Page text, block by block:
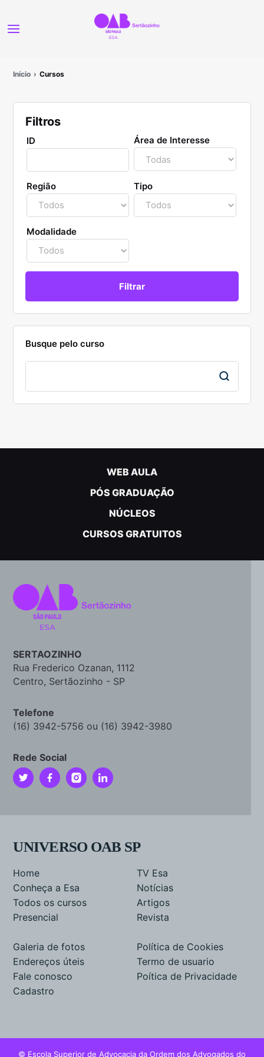
Início Cursos
Filtros
ID Área de Interesse
Região Tipo
Modalidade
Busque pelo curso
WEB AULA
PÓS GRADUAÇÃO
NÚCLEOS
CURSOS GRATUITOS
SERTAOZINHO
Rua Frederico Ozanan, 1112
Centro, Sertãozinho - SP
Telefone
(16) 3942-5756 ou (16) 3942-3980
Rede Social
UNIVERSO OAB SP
Home
Conheça a Esa
Todos os cursos
Presencial
TV Esa
Notícias
Artigos
Revista
Galeria de fotos
Endereços úteis
Fale conosco
Cadastro
Política de Cookies
Termo de usuario
Poítica de Privacidade
© Escola Superior de Advocacia da Ordem dos Advogados do